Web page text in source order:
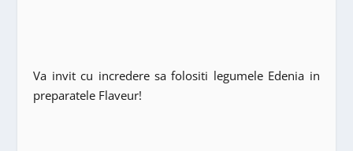
Va invit cu incredere sa folositi legumele Edenia in
preparatele Flaveur!